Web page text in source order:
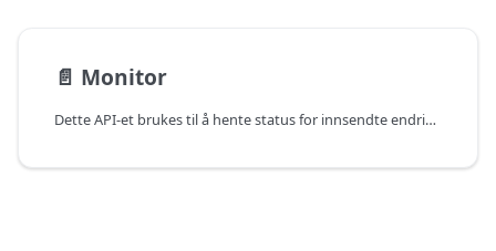
📄️ Monitor
Dette API-et brukes til å hente status for innsendte endringssett.